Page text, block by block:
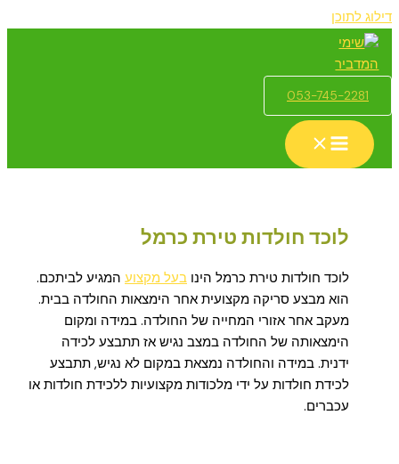
דילוג לתוכן
053-745-2281
לוכד חולדות טירת כרמל
לוכד חולדות טירת כרמל הינו בעל מקצוע המגיע לביתכם.
הוא מבצע סריקה מקצועית אחר הימצאות החולדה בבית.
מעקב אחר אזורי המחייה של החולדה. במידה ומקום
הימצאותה של החולדה במצב נגיש אז תתבצע לכידה
ידנית. במידה והחולדה נמצאת במקום לא נגיש, תתבצע
לכידת חולדות על ידי מלכודות מקצועיות ללכידת חולדות או
עכברים.